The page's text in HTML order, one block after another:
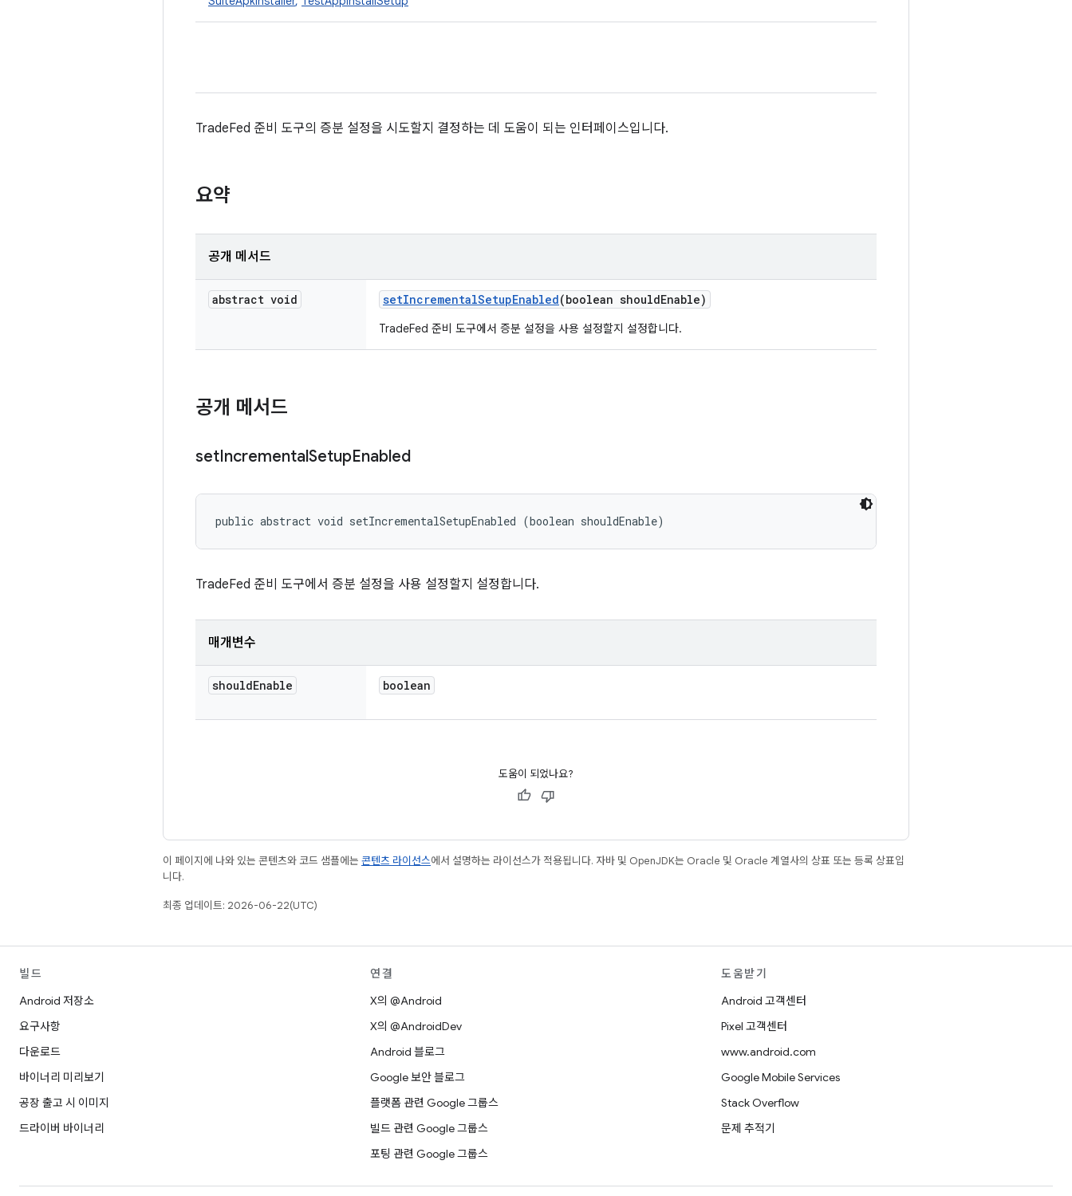
TradeFed 준비 도구의 증분 설정을 시도할지 결정하는 데 도움이 되는 인터페이스입니다.
요약
공개 메서드
abstract void setIncrementalSetupEnabled(boolean shouldEnable)
TradeFed 준비 도구에서 증분 설정을 사용 설정할지 설정합니다.
공개 메서드
setIncrementalSetupEnabled
public abstract void setIncrementalSetupEnabled (boolean shouldEnable)
TradeFed 준비 도구에서 증분 설정을 사용 설정할지 설정합니다.
매개변수
shouldEnable boolean
도움이 되었나요?
이 페이지에 나와 있는 콘텐츠와 코드 샘플에는 콘텐츠 라이선스에서 설명하는 라이선스가 적용됩니다. 자바 및 OpenJDK는 Oracle 및 Oracle 계열사의 상표 또는 등록 상표입
니다.
최종 업데이트: 2026-06-22(UTC)
빌드
Android 저장소
요구사항
다운로드
바이너리 미리보기
공장 출고 시 이미지
드라이버 바이너리
연결
X의 @Android
X의 @AndroidDev
Android 블로그
Google 보안 블로그
플랫폼 관련 Google 그룹스
빌드 관련 Google 그룹스
포팅 관련 Google 그룹스
도움받기
Android 고객센터
Pixel 고객센터
www.android.com
Google Mobile Services
Stack Overflow
문제 추적기